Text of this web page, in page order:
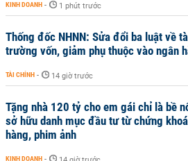
KINH DOANH - 1 phút trước
Thống đốc NHNN: Sửa đổi ba luật về
trường vốn, giảm phụ thuộc vào ngân
TÀI CHÍNH - 14 giờ trước
Tặng nhà 120 tỷ cho em gái chỉ là bề
sở hữu danh mục đầu tư từ chứng
hàng, phim ảnh
KINH DOANH